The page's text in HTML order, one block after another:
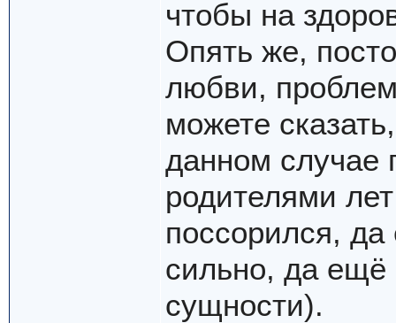
чтобы на
Опять же,
любви,
можете
данном случае
родителями
поссорился,
сильно, да ещё
сущности).